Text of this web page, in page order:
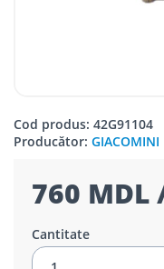
Cod produs: 42G91104
Producător: GIACOMINI
760 MDL
Cantitate